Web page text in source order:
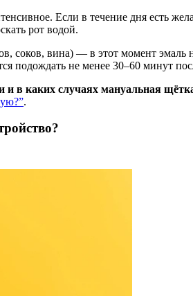
Если в течение дня есть
рот водой.
соков, вина) — в этот момент эмаль
подождать не менее 30–60 минут
каких случаях мануальная
.